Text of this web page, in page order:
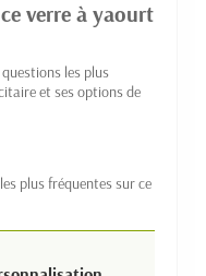
verre à yaourt
les plus
et ses options de
plus fréquentes sur ce